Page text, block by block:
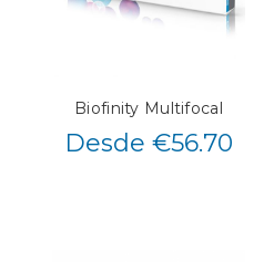
Biofinity Multifocal
Desde €56.70